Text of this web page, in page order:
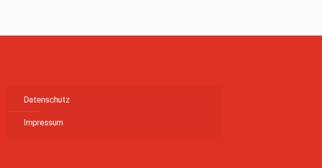
Datenschutz
Impressum